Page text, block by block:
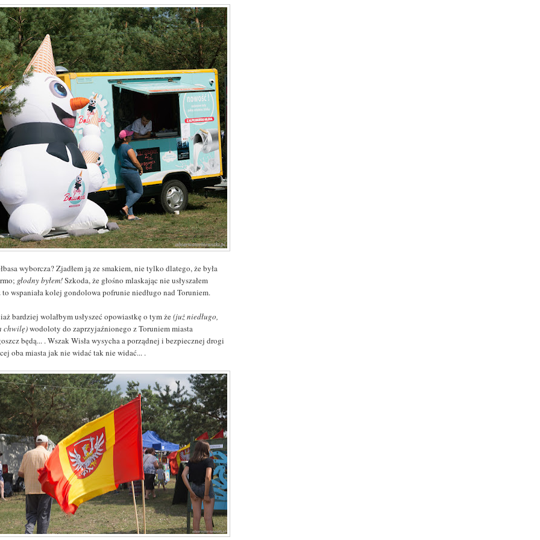
wyborcza? Zjadłem ją ze smakiem, nie tylko dlatego, że była
głodny byłem!Szkoda, że głośno mlaskając nie usłyszałem
to wspaniała kolej gondolowa pofrunie niedługo nad Toruniem.
bardziej wolałbym usłyszeć opowiastkę o tym że(już niedługo,
chwilę)wodoloty do zaprzyjaźnionego z Toruniem miasta
będą... . Wszak Wisła wysycha a porządnej i bezpiecznej drogi
oba miasta jak nie widać tak nie widać... .